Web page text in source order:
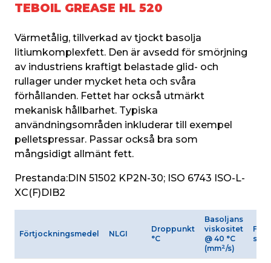
TEBOIL GREASE HL 520
Värmetålig, tillverkad av tjockt basolja
litiumkomplexfett. Den är avsedd för smörjning
av industriens kraftigt belastade glid- och
rullager under mycket heta och svåra
förhållanden. Fettet har också utmärkt
mekanisk hållbarhet. Typiska
användningsområden inkluderar till exempel
pelletspressar. Passar också bra som
mångsidigt allmänt fett.
Prestanda:DIN 51502 KP2N-30; ISO 6743 ISO-L-
XC(F)DIB2
Förtjockningsmedel NLGI
Droppunkt
°C
Basoljans
viskositet
@ 40 °C
(mm2/s)